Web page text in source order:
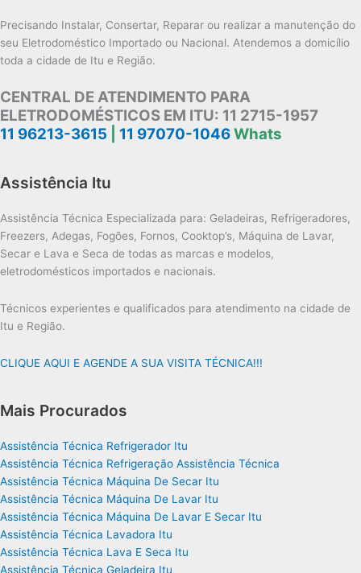
Precisando Instalar, Consertar, Reparar ou realizar a manutenção do
seu Eletrodoméstico Importado ou Nacional. Atendemos a domicílio
toda a cidade de Itu e Região.
CENTRAL DE ATENDIMENTO PARA
ELETRODOMÉSTICOS EM ITU: 11 2715-1957
11 96213-3615
11 97070-1046Whats
Assistência Itu
Assistência Técnica Especializada para: Geladeiras, Refrigeradores,
Freezers, Adegas, Fogões, Fornos, Cooktop’s, Máquina de Lavar,
Secar e Lava e Seca de todas as marcas e modelos,
eletrodomésticos importados e nacionais.
Técnicos experientes e qualificados para atendimento na cidade de
Itu e Região.
CLIQUE AQUI E AGENDE A SUA VISITA TÉCNICA!!!
Mais Procurados
Assistência Técnica Refrigerador Itu
Assistência Técnica Refrigeração Assistência Técnica
Assistência Técnica Máquina De Secar Itu
Assistência Técnica Máquina De Lavar Itu
Assistência Técnica Máquina De Lavar E Secar Itu
Assistência Técnica Lavadora Itu
Assistência Técnica Lava E Seca Itu
Assistência Técnica Geladeira Itu